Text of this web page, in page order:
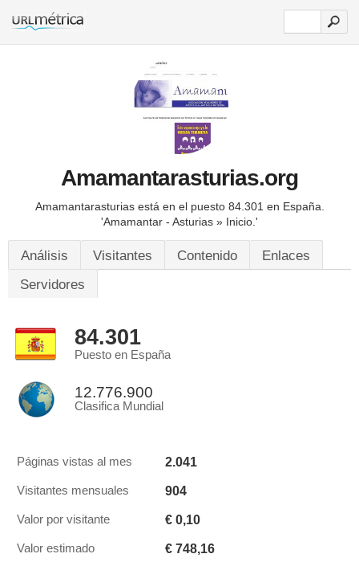
Amamantarasturias.org
Amamantarasturias está en el puesto 84.301 en España.
'Amamantar - Asturias » Inicio.'
Análisis Visitantes Contenido
Enlaces
Servidores
84.301
Puesto en España
12.776.900
Clasifica Mundial
Páginas vistas al mes 2.041
Visitantes mensuales 904
Valor por visitante € 0,10
Valor estimado € 748,16